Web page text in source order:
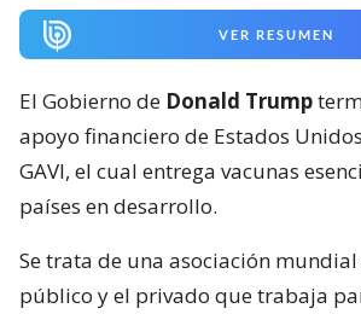
VER RESUMEN
El Gobierno de Donald Trump
apoyo financiero de Estados
GAVI, el cual entrega vacunas
países en desarrollo.
Se trata de una asociación
público y el privado que trabaja